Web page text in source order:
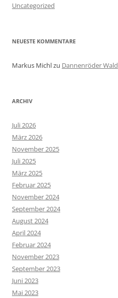
Uncategorized
NEUESTE KOMMENTARE
Markus Michlzu Dannenröder Wald
ARCHIV
Juli 2026
März 2026
November 2025
Juli 2025
März 2025
Februar 2025
November 2024
September 2024
August 2024
April 2024
Februar 2024
November 2023
September 2023
Juni 2023
Mai 2023